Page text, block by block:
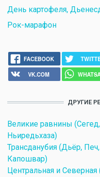
День картофеля,
Рок-марафон
FACEBOOK
VK.COM
ДРУГИЕ
Великие равнины
Ньиредьхаза)
Трансданубия (Дьёр,
Капошвар)
Центральная и